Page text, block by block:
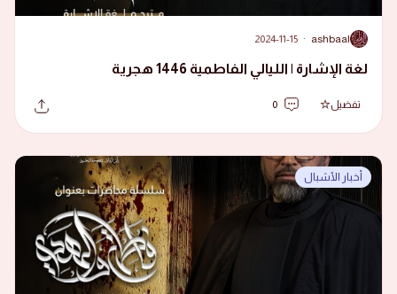
A
ashbaal
·
2024-11-15
لغة الإشارة | الليالي الفاطمية 1446 هجرية
تفضيل 0
أخبار الأشبال